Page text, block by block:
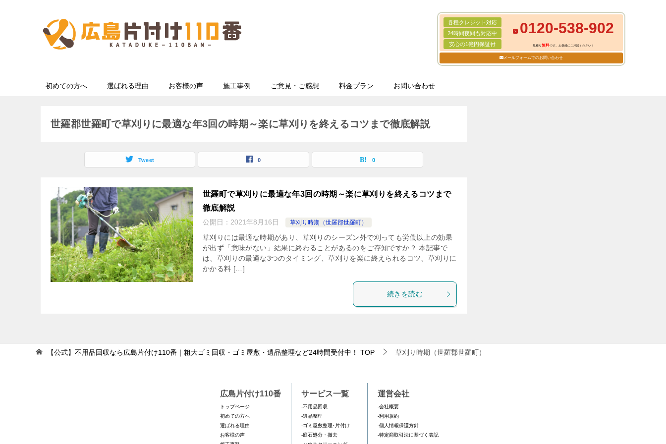
各種クレジット対応
24時間夜間も対応中
安心の1億円保証付
0120-538-902
見積り無料です。お気軽にご相談ください！
メールフォームでのお問い合わせ
初めての方へ 選ばれる理由 お客様の声 施工事例 ご意見・ご感想 料金プラン お問い合わせ
世羅郡世羅町で草刈りに最適な年3回の時期～楽に草刈りを終えるコツまで徹底解説
Tweet 0 0
世羅町で草刈りに最適な年3回の時期～楽に草刈りを終えるコツまで
徹底解説
公開日： 2021年8月16日 草刈り時期（世羅郡世羅町）
草刈りには最適な時期があり、草刈りのシーズン外で刈っても労働以上の効果
が出ず「意味がない」結果に終わることがあるのをご存知ですか？ 本記事で
は、草刈りの最適な3つのタイミング、草刈りを楽に終えられるコツ、草刈りに
かかる料 […]
続きを読む
【公式】不用品回収なら広島片付け110番｜粗大ゴミ回収・ゴミ屋敷・遺品整理など24時間受付中！ TOP 草刈り時期（世羅郡世羅町）
広島片付け110番
トップページ
初めての方へ
選ばれる理由
お客様の声
サービス一覧
-不用品回収
-遺品整理
-ゴミ屋敷整理･片付け
-庭石処分・撤去
運営会社
-会社概要
-利用規約
-個人情報保護方針
-特定商取引法に基づく表記